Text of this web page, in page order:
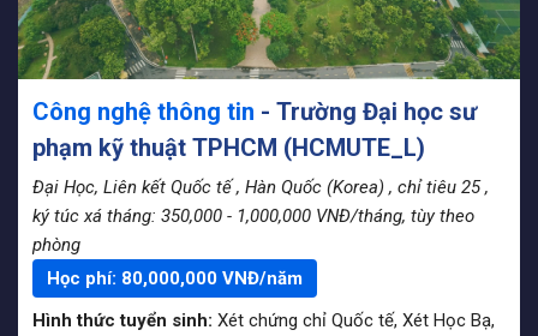
Công nghệ thông tin - Trường Đại học sư
phạm kỹ thuật TPHCM (HCMUTE_L)
Đại Học, Liên kết Quốc tế , Hàn Quốc (Korea) , chỉ tiêu 25 ,
ký túc xá tháng: 350,000 - 1,000,000 VNĐ/tháng, tùy theo
phòng
Học phí: 80,000,000 VNĐ/năm
Hình thức tuyển sinh: Xét chứng chỉ Quốc tế, Xét Học Bạ,